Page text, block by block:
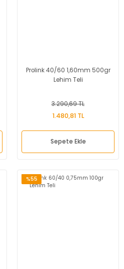
Prolink 40/60 1,60mm 500gr
Lehim Teli
3.290,69 TL
1.480,81 TL
Sepete Ekle
%55